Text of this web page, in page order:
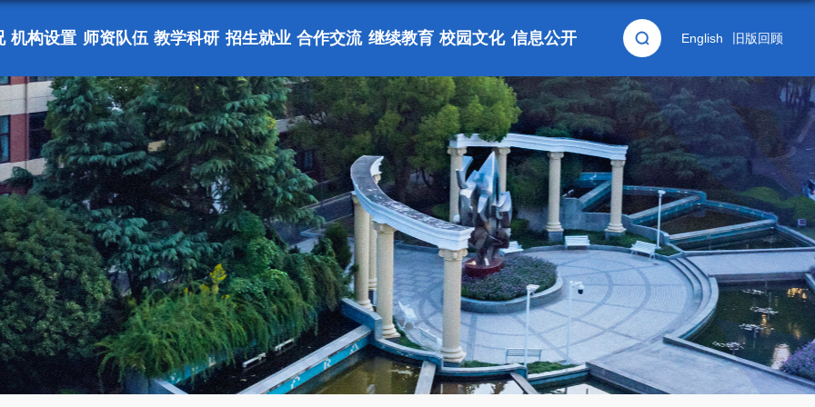
机构设置 师资队伍 教学科研 招生就业 合作交流 继续教育 校园文化 信息公开 English 旧版回顾